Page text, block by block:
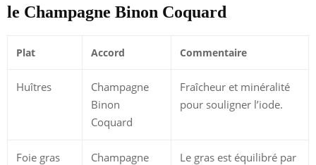
le Champagne Binon Coquard
Plat Accord Commentaire
Huîtres
Champagne
Binon
Coquard
Fraîcheur et minéralité
pour souligner l’iode.
Foie gras
Champagne
Le gras est équilibré par